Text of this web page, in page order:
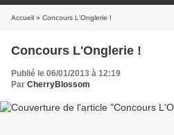
Accueil » Concours L'Onglerie !
Concours L'Onglerie !
Publié le 06/01/2013 à 12:19
Par CherryBlossom